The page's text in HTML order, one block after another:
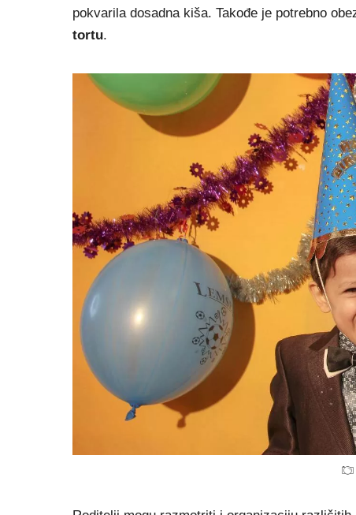
pokvarila dosadna kiša. Takođe je potrebno
tortu.